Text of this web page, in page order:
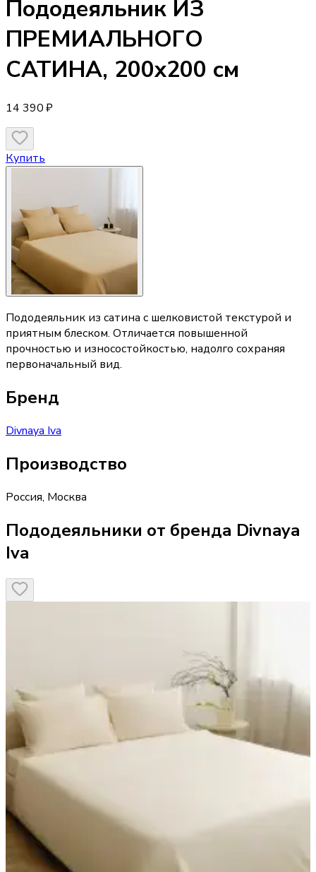
Пододеяльник ИЗ
ПРЕМИАЛЬНОГО
САТИНА, 200х200 см
14 390 ₽
Купить
Пододеяльник из сатина с шелковистой текстурой и
приятным блеском. Отличается повышенной
прочностью и износостойкостью, надолго сохраняя
первоначальный вид.
Бренд
Divnaya Iva
Производство
Россия, Москва
Пододеяльники от бренда Divnaya
Iva